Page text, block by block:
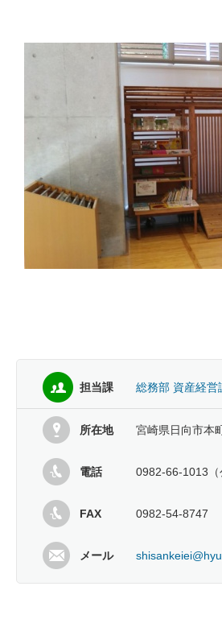
担当課 総務部 資産経営
所在地 宮崎県日向市本
電話 0982-66-1013（
FAX 0982-54-8747
メール